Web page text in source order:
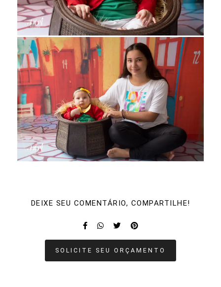
DEIXE SEU COMENTÁRIO, COMPARTILHE!
SOLICITE SEU ORÇAMENTO